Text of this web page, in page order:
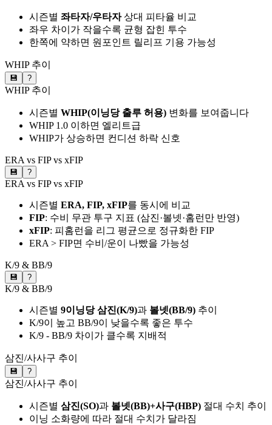
시즌별 좌타자/우타자상대 피타율 비교
좌우 차이가 작을수록 균형 잡힌 투수
한쪽에 약하면 원포인트 릴리프 기용 가능성
WHIP 추이
💾 ?
WHIP 추이
시즌별 WHIP(이닝당 출루 허용) 변화를 보여줍니다
WHIP 1.0 이하면 엘리트급
WHIP가 상승하면 컨디션 하락 신호
ERA vs FIP vs xFIP
💾 ?
ERA vs FIP vs xFIP
시즌별 ERA, FIP, xFIP를 동시에 비교
FIP: 수비 무관 투구 지표 (삼진·볼넷·홈런만 반영)
xFIP: 피홈런을 리그 평균으로 정규화한 FIP
ERA > FIP면 수비/운이 나빴을 가능성
K/9 & BB/9
💾 ?
K/9 & BB/9
시즌별 9이닝당 삼진(K/9)과 볼넷(BB/9) 추이
K/9이 높고 BB/9이 낮을수록 좋은 투수
K/9 - BB/9 차이가 클수록 지배적
삼진/사사구 추이
💾 ?
삼진/사사구 추이
시즌별 삼진(SO)과 볼넷(BB)+사구(HBP) 절대 수치 추이
이닝 소화량에 따라 절대 수치가 달라짐